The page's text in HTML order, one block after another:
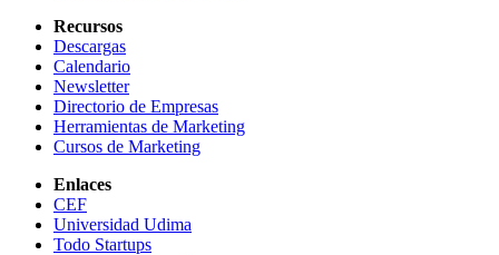
Recursos
Descargas
Calendario
Newsletter
Directorio de Empresas
Herramientas de Marketing
Cursos de Marketing
Enlaces
CEF
Universidad Udima
Todo Startups